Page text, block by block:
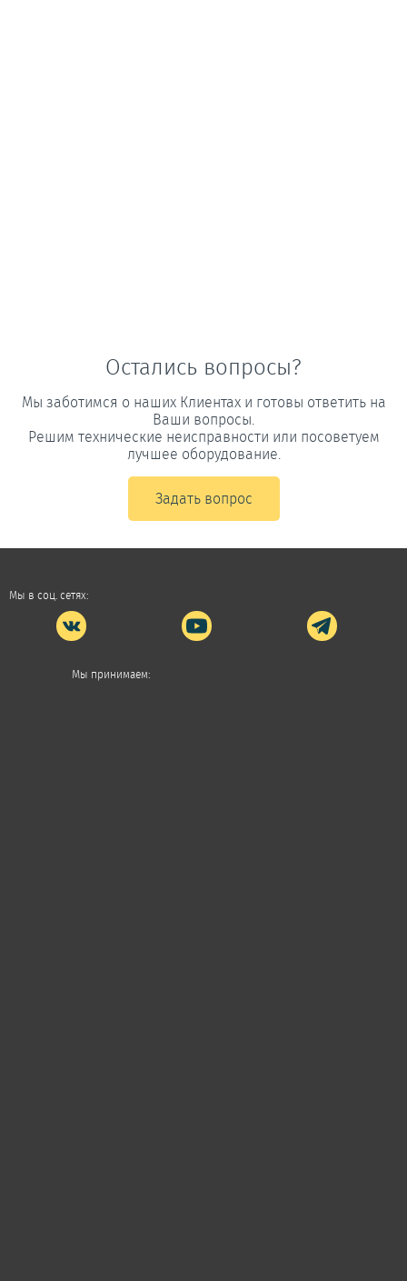
Остались вопросы?
Мы заботимся о наших Клиентах и готовы ответить на
Ваши вопросы.
Решим технические неисправности или посоветуем
лучшее оборудование.
Задать вопрос
Мы в соц. сетях:
Мы принимаем: